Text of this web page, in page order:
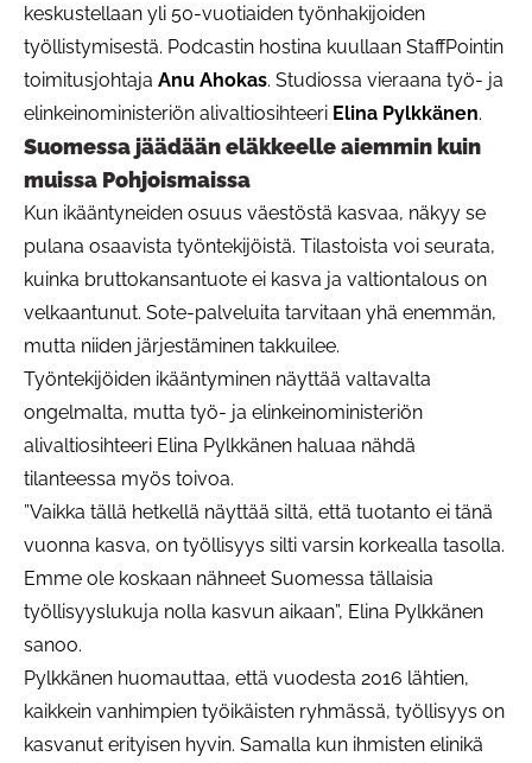
keskustellaan yli 50-vuotiaiden työnhakijoiden
työllistymisestä. Podcastin hostina kuullaan StaffPointin
toimitusjohtaja Anu Ahokas. Studiossa vieraana työ- ja
elinkeinoministeriön alivaltiosihteeri Elina Pylkkänen.
Suomessa jäädään eläkkeelle aiemmin kuin
muissa Pohjoismaissa
Kun ikääntyneiden osuus väestöstä kasvaa, näkyy se
pulana osaavista työntekijöistä. Tilastoista voi seurata,
kuinka bruttokansantuote ei kasva ja valtiontalous on
velkaantunut. Sote-palveluita tarvitaan yhä enemmän,
mutta niiden järjestäminen takkuilee.
Työntekijöiden ikääntyminen näyttää valtavalta
ongelmalta, mutta työ- ja elinkeinoministeriön
alivaltiosihteeri Elina Pylkkänen haluaa nähdä
tilanteessa myös toivoa.
”Vaikka tällä hetkellä näyttää siltä, että tuotanto ei tänä
vuonna kasva, on työllisyys silti varsin korkealla tasolla.
Emme ole koskaan nähneet Suomessa tällaisia
työllisyyslukuja nolla kasvun aikaan”, Elina Pylkkänen
sanoo.
Pylkkänen huomauttaa, että vuodesta 2016 lähtien,
kaikkein vanhimpien työikäisten ryhmässä, työllisyys on
kasvanut erityisen hyvin. Samalla kun ihmisten elinikä